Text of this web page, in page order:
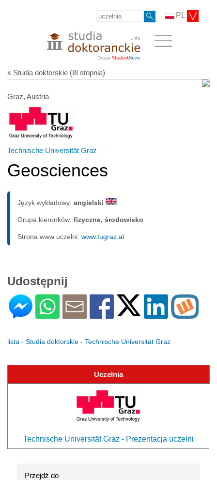
PL
« Studia doktorskie (III stopnia)
Graz, Austria
Technische Universität Graz
Geosciences
Język wykładowy: angielski
Grupa kierunków: fizyczne, środowisko
Strona www uczelni: www.tugraz.at
Udostępnij
lista - Studia doktorskie - Technische Universität Graz
Uczelnia
Technische Universität Graz - Prezentacja uczelni
Przejdź do